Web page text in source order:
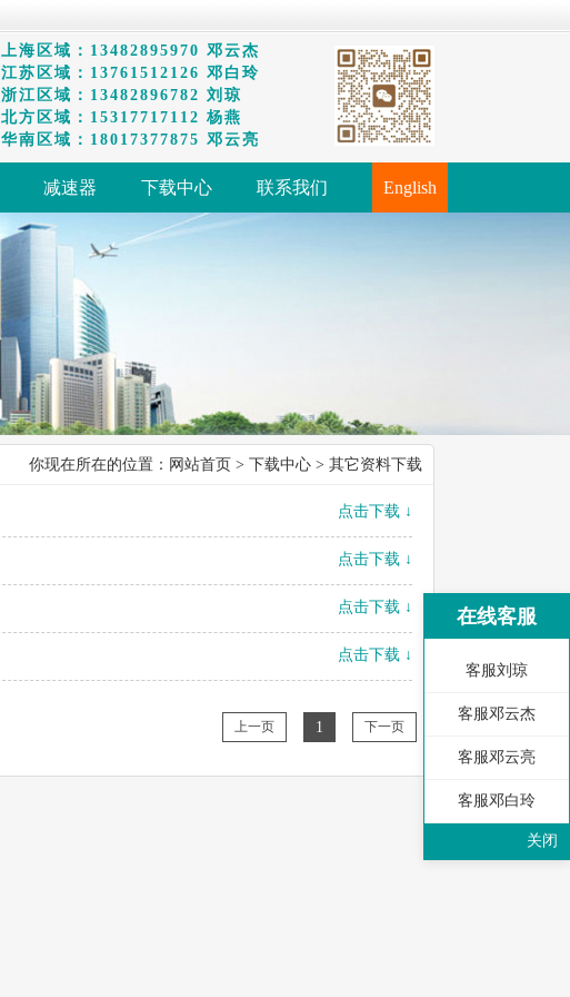
上海区域：13482895970 邓云杰
江苏区域：13761512126 邓白玲
浙江区域：13482896782 刘琼
北方区域：15317717112 杨燕
华南区域：18017377875 邓云亮
减速器 下载中心 联系我们 English
你现在所在的位置： 网站首页 > 下载中心 > 其它资料下载
点击下载 ↓
点击下载 ↓
点击下载 ↓
点击下载 ↓
上一页 1 下一页
在线客服
客服刘琼
客服邓云杰
客服邓云亮
客服邓白玲
关闭